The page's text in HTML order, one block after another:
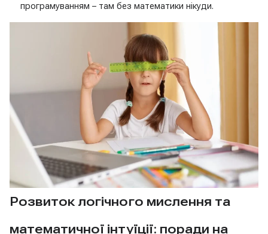
програмуванням – там без математики нікуди.
Розвиток логічного мислення та
математичної інтуїції: поради на